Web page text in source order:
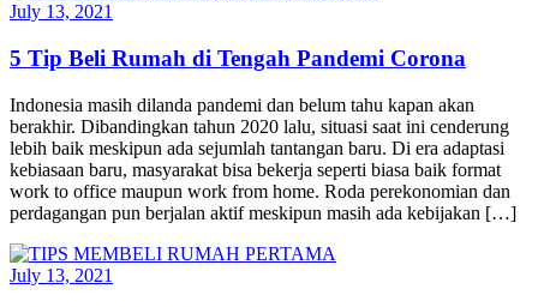
July 13, 2021
5 Tip Beli Rumah di Tengah Pandemi Corona
Indonesia masih dilanda pandemi dan belum tahu kapan akan
berakhir. Dibandingkan tahun 2020 lalu, situasi saat ini cenderung
lebih baik meskipun ada sejumlah tantangan baru. Di era adaptasi
kebiasaan baru, masyarakat bisa bekerja seperti biasa baik format
work to office maupun work from home. Roda perekonomian dan
perdagangan pun berjalan aktif meskipun masih ada kebijakan […]
July 13, 2021